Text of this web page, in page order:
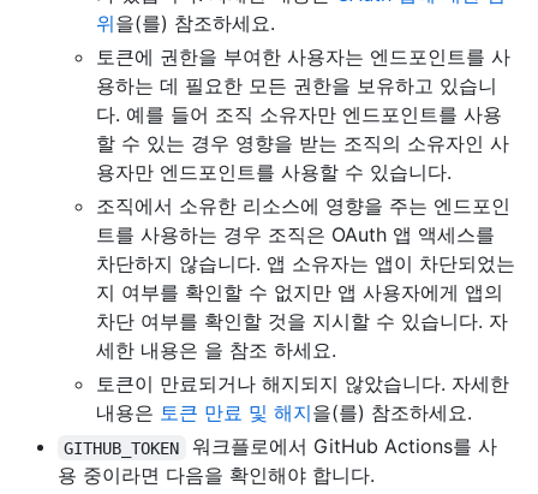
위을(를) 참조하세요.
토큰에 권한을 부여한 사용자는 엔드포인트를 사
용하는 데 필요한 모든 권한을 보유하고 있습니
다. 예를 들어 조직 소유자만 엔드포인트를 사용
할 수 있는 경우 영향을 받는 조직의 소유자인 사
용자만 엔드포인트를 사용할 수 있습니다.
조직에서 소유한 리소스에 영향을 주는 엔드포인
트를 사용하는 경우 조직은 OAuth 앱 액세스를
차단하지 않습니다. 앱 소유자는 앱이 차단되었는
지 여부를 확인할 수 없지만 앱 사용자에게 앱의
차단 여부를 확인할 것을 지시할 수 있습니다. 자
세한 내용은 을 참조 하세요.
토큰이 만료되거나 해지되지 않았습니다. 자세한
내용은 토큰 만료 및 해지을(를) 참조하세요.
GITHUB_TOKEN
워크플로에서 GitHub Actions를 사
용 중이라면 다음을 확인해야 합니다.